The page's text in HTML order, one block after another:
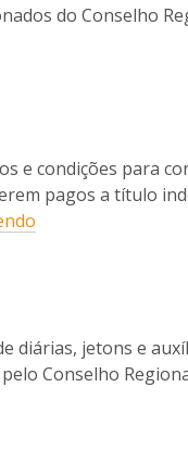
do Conselho
e condições para
pagos a título
diárias, jetons e
Conselho